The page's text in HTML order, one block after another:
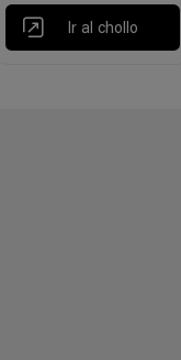
Ir al chollo